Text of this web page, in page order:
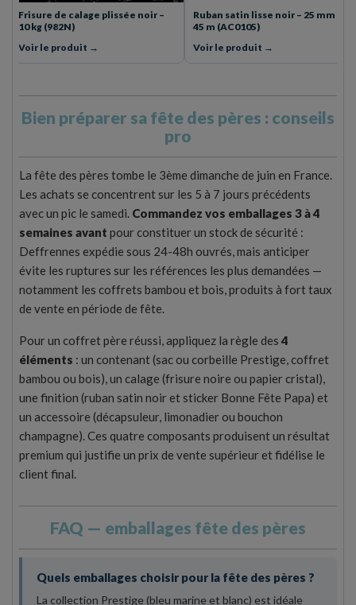
Ruban satin lisse noir – 25 mm ×
45 m (AC0105)
Voir le produit →
Rouleau papier cristal – 120 m
(AC0099)
Voir le produit →
Bien préparer sa fête des pères : conseils
pro
La fête des pères tombe le 3ème dimanche de juin en France.
Les achats se concentrent sur les 5 à 7 jours précédents
avec un pic le samedi. Commandez vos emballages 3 à 4
semaines avant pour constituer un stock de sécurité :
Deffrennes expédie sous 24-48h ouvrés, mais anticiper
évite les ruptures sur les références les plus demandées —
notamment les coffrets bambou et bois, produits à fort taux
de vente en période de fête.
Pour un coffret père réussi, appliquez la règle des 4
éléments : un contenant (sac ou corbeille Prestige, coffret
bambou ou bois), un calage (frisure noire ou papier cristal),
une finition (ruban satin noir et sticker Bonne Fête Papa) et
un accessoire (décapsuleur, limonadier ou bouchon
champagne). Ces quatre composants produisent un résultat
premium qui justifie un prix de vente supérieur et fidélise le
client final.
FAQ — emballages fête des pères
Quels emballages choisir pour la fête des pères ?
La collection Prestige (bleu marine et blanc) est idéale